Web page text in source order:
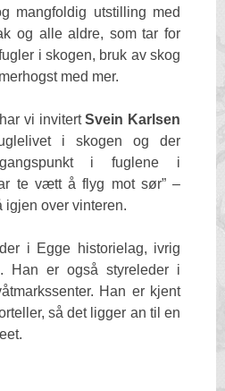
mangfoldig utstilling med
og alle aldre, som tar for
i skogen, bruk av skog
med mer.
vi invitertSvein Karlsen
i skogen og der
i fuglene i
te vætt å flyg mot sør” –
igjen over vinteren.
i Egge historielag, ivrig
Han er også styreleder i
Han er kjent
så det ligger an til en